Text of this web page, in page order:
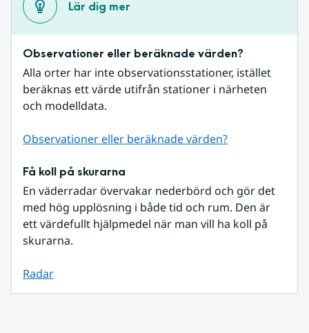
Lär dig mer
Observationer eller beräknade värden?
Alla orter har inte observationsstationer, istället
beräknas ett värde utifrån stationer i närheten
och modelldata.
Observationer eller beräknade värden?
Få koll på skurarna
En väderradar övervakar nederbörd och gör det
med hög upplösning i både tid och rum. Den är
ett värdefullt hjälpmedel när man vill ha koll på
skurarna.
Radar